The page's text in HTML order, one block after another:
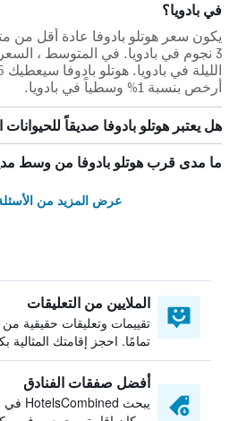
في بادويا؟
يكون سعر هوتلو بادوفا عادة أقل
أرخص بنسبة 1% وسطياً في بادويا.
هل يعتبر هوتلو بادوفا صديقاً للحيوانات
ما مدى قرب هوتلو بادوفا من وسط
عرض المزيد من
الملايين من التعليقات
تقييمات وتعليقات حقيقية من
تمامًا. احجز إقامتك المثالية
أفضل صفقات الفنادق